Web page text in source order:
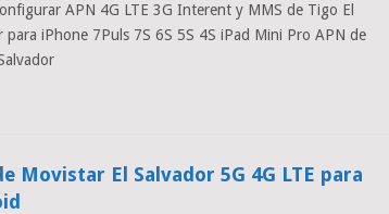
APN 4G LTE 3G Interent y MMS de Tigo El
para iPhone 7Puls 7S 6S 5S 4S iPad Mini Pro APN de
Movistar El Salvador 5G 4G LTE para